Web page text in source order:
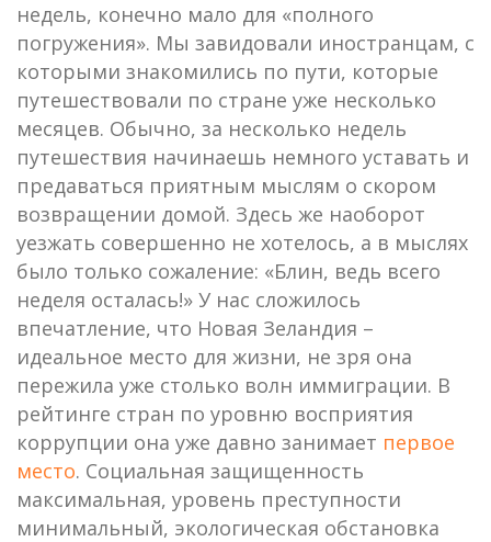
недель, конечно мало для «полного
погружения». Мы завидовали иностранцам, с
которыми знакомились по пути, которые
путешествовали по стране уже несколько
месяцев. Обычно, за несколько недель
путешествия начинаешь немного уставать и
предаваться приятным мыслям о скором
возвращении домой. Здесь же наоборот
уезжать совершенно не хотелось, а в мыслях
было только сожаление: «Блин, ведь всего
неделя осталась!» У нас сложилось
впечатление, что Новая Зеландия –
идеальное место для жизни, не зря она
пережила уже столько волн иммиграции. В
рейтинге стран по уровню восприятия
коррупции она уже давно занимает первое
место. Социальная защищенность
максимальная, уровень преступности
минимальный, экологическая обстановка